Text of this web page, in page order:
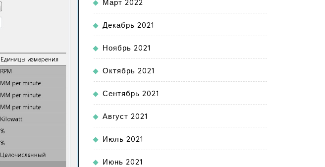
Март 2022
Декабрь 2021
Ноябрь 2021
Октябрь 2021
Сентябрь 2021
Август 2021
Июль 2021
Июнь 2021